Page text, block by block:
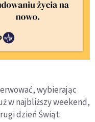
wybierając
w najbliższy weekend,
dzień Świąt.